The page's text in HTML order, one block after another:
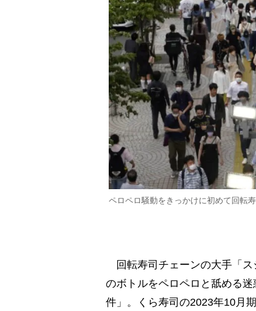
ペロペロ騒動をきっかけに初めて回転
回転寿司チェーンの大手「ス
のボトルをペロペロと舐める
件」。くら寿司の2023年10月